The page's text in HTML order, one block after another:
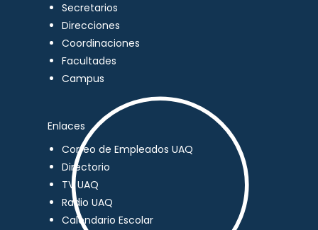
Secretarios
Direcciones
Coordinaciones
Facultades
Campus
Enlaces
Correo de Empleados UAQ
Directorio
TV UAQ
Radio UAQ
Calendario Escolar